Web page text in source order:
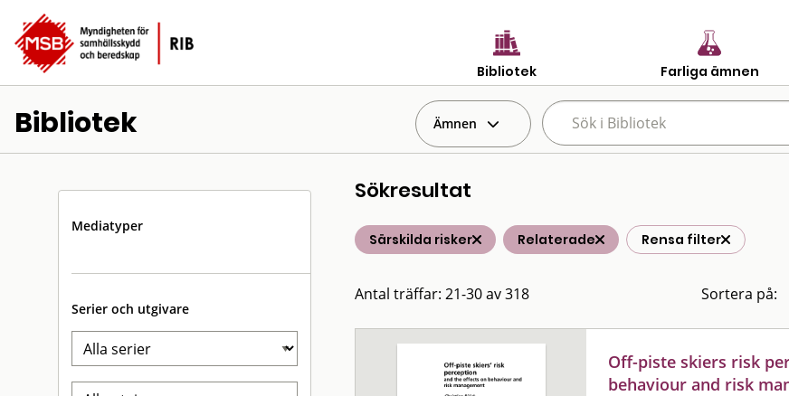
Bibliotek Farliga ämnen
Bibliotek Ämnen
Mediatyper
Serier och utgivare
Sökresultat
Särskilda risker Relaterade Rensa filter
Antal träffar: 21-30 av 318 Sortera på:
Off-piste skiers risk
behaviour and risk